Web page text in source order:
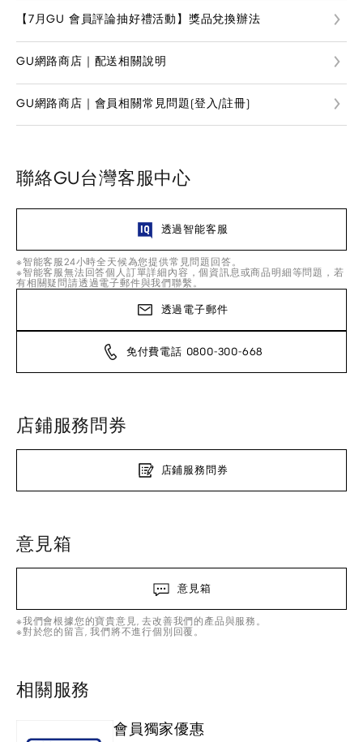
【7月GU 會員評論抽好禮活動】獎品兌換辦法
GU網路商店｜配送相關說明
GU網路商店｜會員相關常見問題(登入/註冊)
聯絡GU台灣客服中心
透過智能客服
※智能客服24小時全天候為您提供常見問題回答。
※智能客服無法回答個人訂單詳細內容，個資訊息或商品明細等問題，若
有相關疑問請透過電子郵件與我們聯繫。
透過電子郵件
免付費電話 0800-300-668
店鋪服務問券
店鋪服務問券
意見箱
意見箱
※我們會根據您的寶貴意見, 去改善我們的產品與服務。
※對於您的留言, 我們將不進行個別回覆。
相關服務
會員獨家優惠